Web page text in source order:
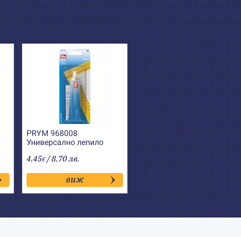
PRYM 968008
Универсално лепило
4.45€ / 8.70 лв.
виж